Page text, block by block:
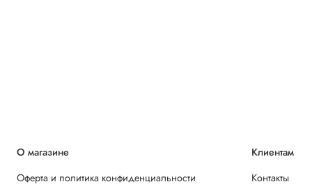
О магазине
Оферта и политика конфиденциальности
Клиентам
Контакты